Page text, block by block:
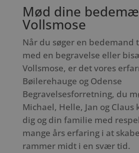
Mød dine
Vollsmose
Når du søger en
med en begravelse eller
Vollsmose, er det vores
Bøilerehauge og Odense
Begravelsesforretning, du
Michael, Helle, Jan og
dig og din familie med
mange års erfaring i at
rammer midt i en svær tid.